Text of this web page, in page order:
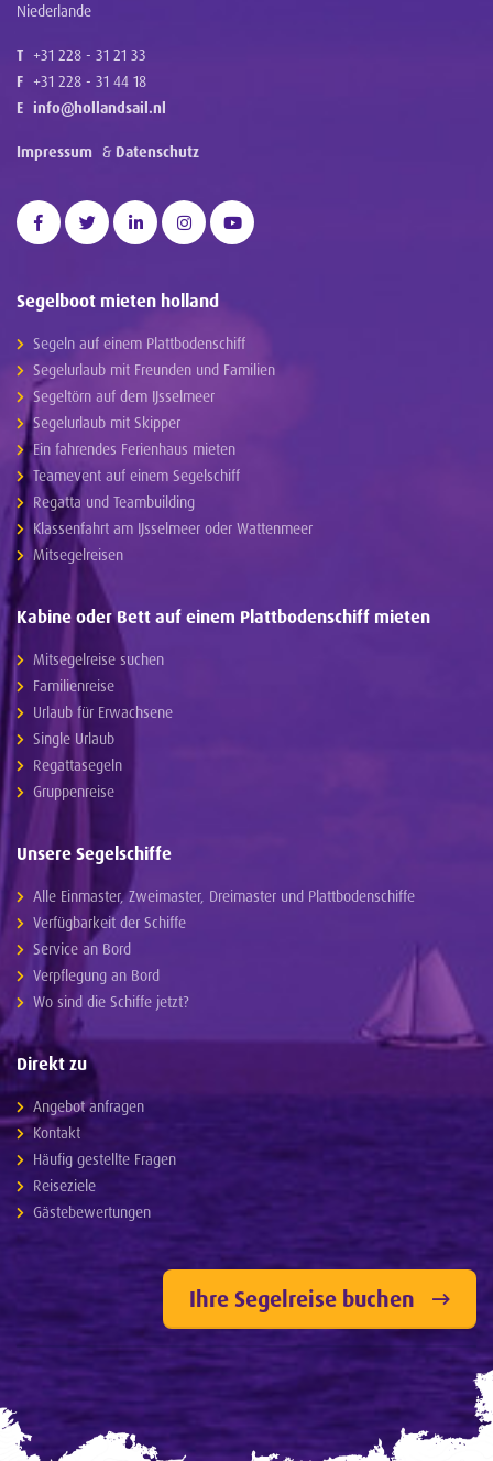
Niederlande
T +31 228 - 31 21 33
F +31 228 - 31 44 18
E info@hollandsail.nl
Impressum & Datenschutz
Segelboot mieten holland
Segeln auf einem Plattbodenschiff
Segelurlaub mit Freunden und Familien
Segeltörn auf dem IJsselmeer
Segelurlaub mit Skipper
Ein fahrendes Ferienhaus mieten
Teamevent auf einem Segelschiff
Regatta und Teambuilding
Klassenfahrt am IJsselmeer oder Wattenmeer
Mitsegelreisen
Kabine oder Bett auf einem Plattbodenschiff mieten
Mitsegelreise suchen
Familienreise
Urlaub für Erwachsene
Single Urlaub
Regattasegeln
Gruppenreise
Unsere Segelschiffe
Alle Einmaster, Zweimaster, Dreimaster und Plattbodenschiffe
Verfügbarkeit der Schiffe
Service an Bord
Verpflegung an Bord
Wo sind die Schiffe jetzt?
Direkt zu
Angebot anfragen
Kontakt
Häufig gestellte Fragen
Reiseziele
Gästebewertungen
Ihre Segelreise buchen